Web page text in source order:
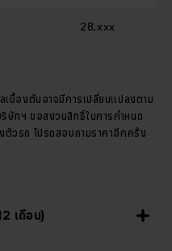
28,xxx
บื้องต้นอาจมีการเปลี่ยนแปลงตาม
ษัทฯ ขอสงวนสิทธิ์ในการกำหนด
ตัวรถ โปรดสอบถามราคาอีกครั้ง
เดือน)